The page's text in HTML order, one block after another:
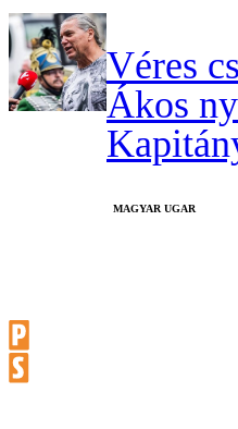
Véres
Ákos
MAGYAR UGAR